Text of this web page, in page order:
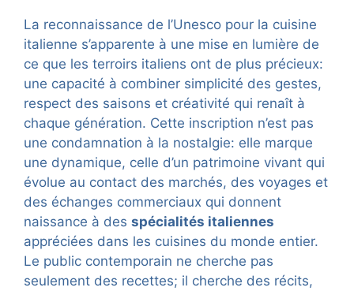
La reconnaissance de l’Unesco pour la cuisine
italienne s’apparente à une mise en lumière de
ce que les terroirs italiens ont de plus précieux:
une capacité à combiner simplicité des gestes,
respect des saisons et créativité qui renaît à
chaque génération. Cette inscription n’est pas
une condamnation à la nostalgie: elle marque
une dynamique, celle d’un patrimoine vivant qui
évolue au contact des marchés, des voyages et
des échanges commerciaux qui donnent
naissance à des spécialités italiennes
appréciées dans les cuisines du monde entier.
Le public contemporain ne cherche pas
seulement des recettes; il cherche des récits,